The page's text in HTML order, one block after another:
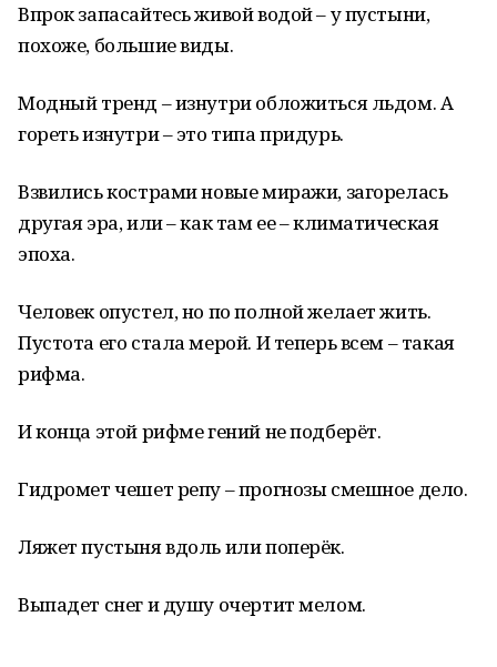
Впрок запасайтесь живой водой – у пустыни,
похоже, большие виды.
Модный тренд – изнутри обложиться льдом. А
гореть изнутри – это типа придурь.
Взвились кострами новые миражи, загорелась
другая эра, или – как там ее – климатическая
эпоха.
Человек опустел, но по полной желает жить.
Пустота его стала мерой. И теперь всем – такая
рифма.
И конца этой рифме гений не подберёт.
Гидромет чешет репу – прогнозы смешное дело.
Ляжет пустыня вдоль или поперёк.
Выпадет снег и душу очертит мелом.